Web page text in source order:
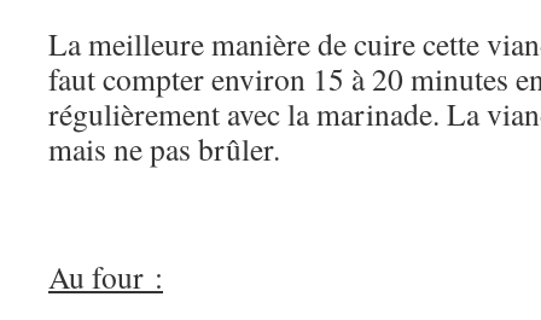
La meilleure manière de cuire cette
faut compter environ 15 à 20 minutes
régulièrement avec la marinade. La
mais ne pas brûler.
Au four :